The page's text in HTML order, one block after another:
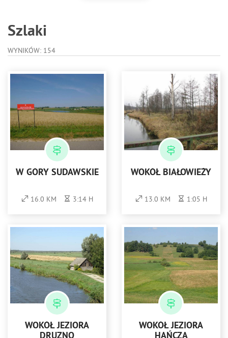
Szlaki
WYNIKÓW: 154
W GÓRY SUDAWSKIE
16.0 KM 3:14 H
WOKÓŁ BIAŁOWIEŻY
13.0 KM 1:05 H
WOKÓŁ JEZIORA
WOKÓŁ JEZIORA